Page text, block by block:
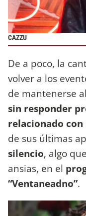
CAZZU
De a poco, la
volver a los
de mantenerse
sin responder
relacionado con
de sus últimas
silencio, algo
ansias, en el
“Ventaneadno”.